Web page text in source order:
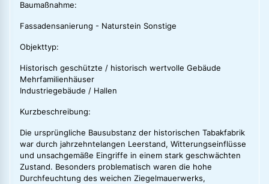
Baumaßnahme:
Fassadensanierung - Naturstein Sonstige
Objekttyp:
Historisch geschützte / historisch wertvolle Gebäude
Mehrfamilienhäuser
Industriegebäude / Hallen
Kurzbeschreibung:
Die ursprüngliche Bausubstanz der historischen Tabakfabrik
war durch jahrzehntelangen Leerstand, Witterungseinflüsse
und unsachgemäße Eingriffe in einem stark geschwächten
Zustand. Besonders problematisch waren die hohe
Durchfeuchtung des weichen Ziegelmauerwerks,